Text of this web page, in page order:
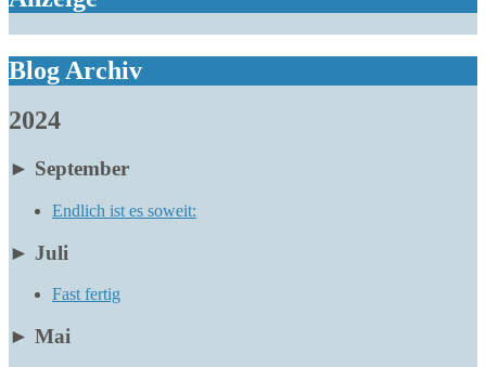
Blog Archiv
2024
► September
Endlich ist es soweit:
► Juli
Fast fertig
► Mai